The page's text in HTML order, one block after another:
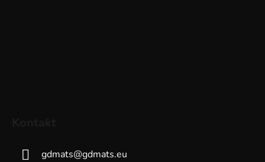
gdmats@gdmats.eu